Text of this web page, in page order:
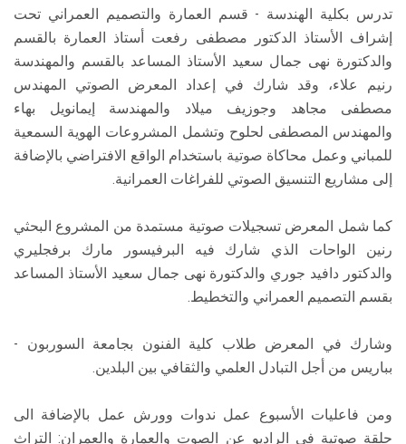
تدرس بكلية الهندسة - قسم العمارة والتصميم العمراني تحت
إشراف الأستاذ الدكتور مصطفى رفعت أستاذ العمارة بالقسم
والدكتورة نهى جمال سعيد الأستاذ المساعد بالقسم والمهندسة
رنيم علاء، وقد شارك في إعداد المعرض الصوتي المهندس
مصطفى مجاهد وجوزيف ميلاد والمهندسة إيمانويل بهاء
والمهندس المصطفى لحلوح وتشمل المشروعات الهوية السمعية
للمباني وعمل محاكاة صوتية باستخدام الواقع الافتراضي بالإضافة
إلى مشاريع التنسيق الصوتي للفراغات العمرانية.
كما شمل المعرض تسجيلات صوتية مستمدة من المشروع البحثي
رنين الواحات الذي شارك فيه البرفيسور مارك برفجليري
والدكتور دافيد جوري والدكتورة نهى جمال سعيد الأستاذ المساعد
بقسم التصميم العمراني والتخطيط.
وشارك في المعرض طلاب كلية الفنون بجامعة السوربون -
بباريس من أجل التبادل العلمي والثقافي بين البلدين.
ومن فاعليات الأسبوع عمل ندوات وورش عمل بالإضافة الى
حلقة صوتية في الراديو عن الصوت والعمارة والعمران: التراث